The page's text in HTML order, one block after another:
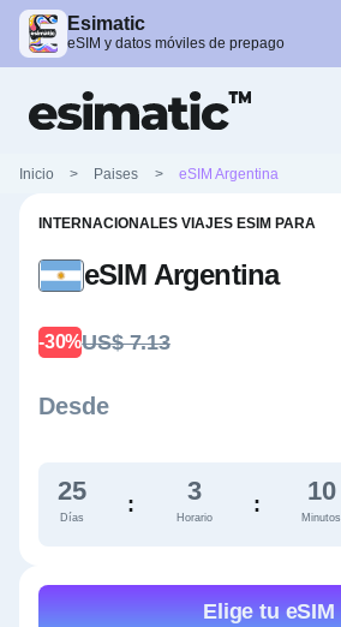
Esimatic
eSIM y datos móviles de prepago
Inicio > Paises > eSIM Argentina
INTERNACIONALES VIAJES ESIM PARA
eSIM Argentina
-30%US$ 7.13
Desde
25
Días
: 3
Horario
: 10
Minutos
Elige tu eSIM